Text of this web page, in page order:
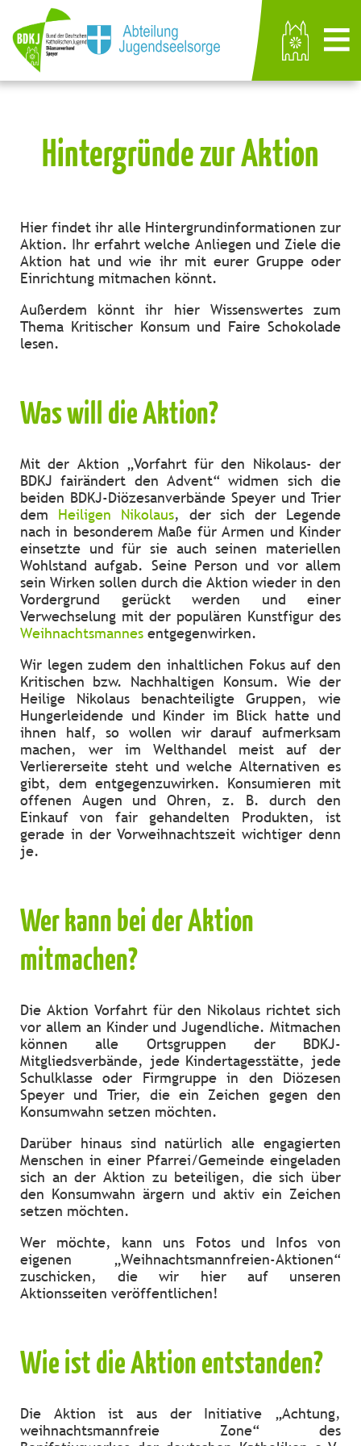
Hintergründe zur Aktion
Hier findet ihr alle Hintergrundinformationen zur
Aktion. Ihr erfahrt welche Anliegen und Ziele die
Aktion hat und wie ihr mit eurer Gruppe oder
Einrichtung mitmachen könnt.
Außerdem könnt ihr hier Wissenswertes zum
Thema Kritischer Konsum und Faire Schokolade
lesen.
Was will die Aktion?
Mit der Aktion „Vorfahrt für den Nikolaus- der
BDKJ fairändert den Advent“ widmen sich die
beiden BDKJ-Diözesanverbände Speyer und Trier
dem Heiligen Nikolaus, der sich der Legende
nach in besonderem Maße für Armen und Kinder
einsetzte und für sie auch seinen materiellen
Wohlstand aufgab. Seine Person und vor allem
sein Wirken sollen durch die Aktion wieder in den
Vordergrund gerückt werden und einer
Verwechselung mit der populären Kunstfigur des
Weihnachtsmannes entgegenwirken.
Wir legen zudem den inhaltlichen Fokus auf den
Kritischen bzw. Nachhaltigen Konsum. Wie der
Heilige Nikolaus benachteiligte Gruppen, wie
Hungerleidende und Kinder im Blick hatte und
ihnen half, so wollen wir darauf aufmerksam
machen, wer im Welthandel meist auf der
Verliererseite steht und welche Alternativen es
gibt, dem entgegenzuwirken. Konsumieren mit
offenen Augen und Ohren, z. B. durch den
Einkauf von fair gehandelten Produkten, ist
gerade in der Vorweihnachtszeit wichtiger denn
je.
Wer kann bei der Aktion
mitmachen?
Die Aktion Vorfahrt für den Nikolaus richtet sich
vor allem an Kinder und Jugendliche. Mitmachen
können alle Ortsgruppen der BDKJ-
Mitgliedsverbände, jede Kindertagesstätte, jede
Schulklasse oder Firmgruppe in den Diözesen
Speyer und Trier, die ein Zeichen gegen den
Konsumwahn setzen möchten.
Darüber hinaus sind natürlich alle engagierten
Menschen in einer Pfarrei/Gemeinde eingeladen
sich an der Aktion zu beteiligen, die sich über
den Konsumwahn ärgern und aktiv ein Zeichen
setzen möchten.
Wer möchte, kann uns Fotos und Infos von
eigenen „Weihnachtsmannfreien-Aktionen“
zuschicken, die wir hier auf unseren
Aktionsseiten veröffentlichen!
Wie ist die Aktion entstanden?
Die Aktion ist aus der Initiative „Achtung,
weihnachtsmannfreie Zone“ des